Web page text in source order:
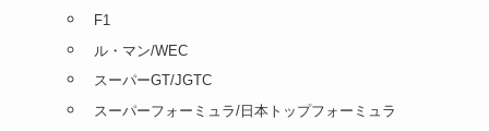
F1
ル・マン/WEC
スーパーGT/JGTC
スーパーフォーミュラ/日本トップフォーミュラ